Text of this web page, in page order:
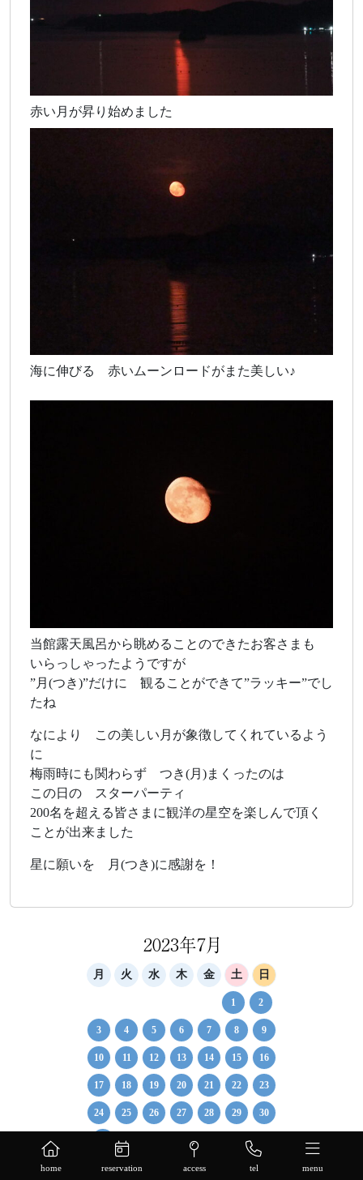
home reservation access tel menu
赤い月が昇り始めました
海に伸びる 赤いムーンロードがまた美しい♪
当館露天風呂から眺めることのできたお客さまも
いらっしゃったようですが
”月(つき)”だけに 観ることができて”ラッキー”でし
たね
なにより この美しい月が象徴してくれているよう
に
梅雨時にも関わらず つき(月)まくったのは
この日の スターパーティ
200名を超える皆さまに観洋の星空を楽しんで頂く
ことが出来ました
星に願いを 月(つき)に感謝を！
2023年7月
月 火 水 木 金 土 日
1 2
3 4 5 6 7 8 9
10 11 12 13 14 15 16
17 18 19 20 21 22 23
24 25 26 27 28 29 30